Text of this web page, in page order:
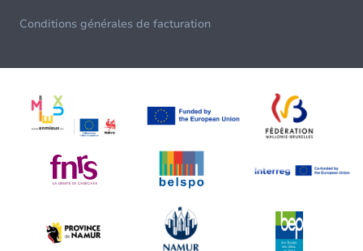
Conditions générales de facturation